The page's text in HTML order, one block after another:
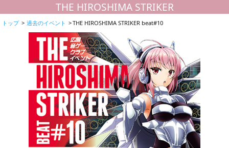
THE HIROSHIMA STRIKER
トップ 過去のイベント THE HIROSHIMA STRIKER beat#10